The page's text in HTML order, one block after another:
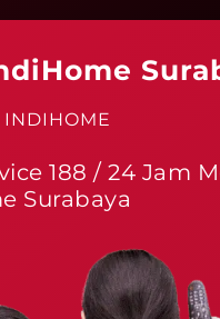
INDIHOME
188 / 24 Jam
Surabaya